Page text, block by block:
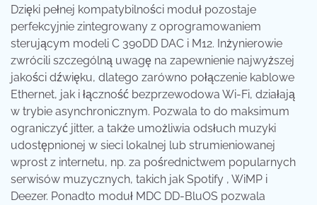
Dzięki pełnej kompatybilności moduł pozostaje
perfekcyjnie zintegrowany z oprogramowaniem
sterującym modeli C 390DD DAC i M12. Inżynierowie
zwrócili szczególną uwagę na zapewnienie najwyższej
jakości dźwięku, dlatego zarówno połączenie kablowe
Ethernet, jak i łączność bezprzewodowa Wi-Fi, działają
w trybie asynchronicznym. Pozwala to do maksimum
ograniczyć jitter, a także umożliwia odsłuch muzyki
udostępnionej w sieci lokalnej lub strumieniowanej
wprost z internetu, np. za pośrednictwem popularnych
serwisów muzycznych, takich jak Spotify , WiMP i
Deezer. Ponadto moduł MDC DD-BluOS pozwala